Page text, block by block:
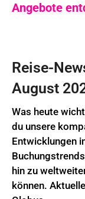
Angebote
Reise-
August
Was heute
du unsere
Entwicklungen
hin zu
können.